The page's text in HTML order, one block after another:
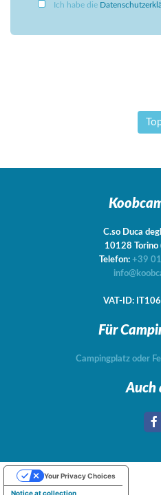
Ich habe die
C.so Duca
10128 Torino
Telefon: +39
VAT-ID:
Für
Campingplatz oder
Auch
Notice at collection
Your Privacy Choices